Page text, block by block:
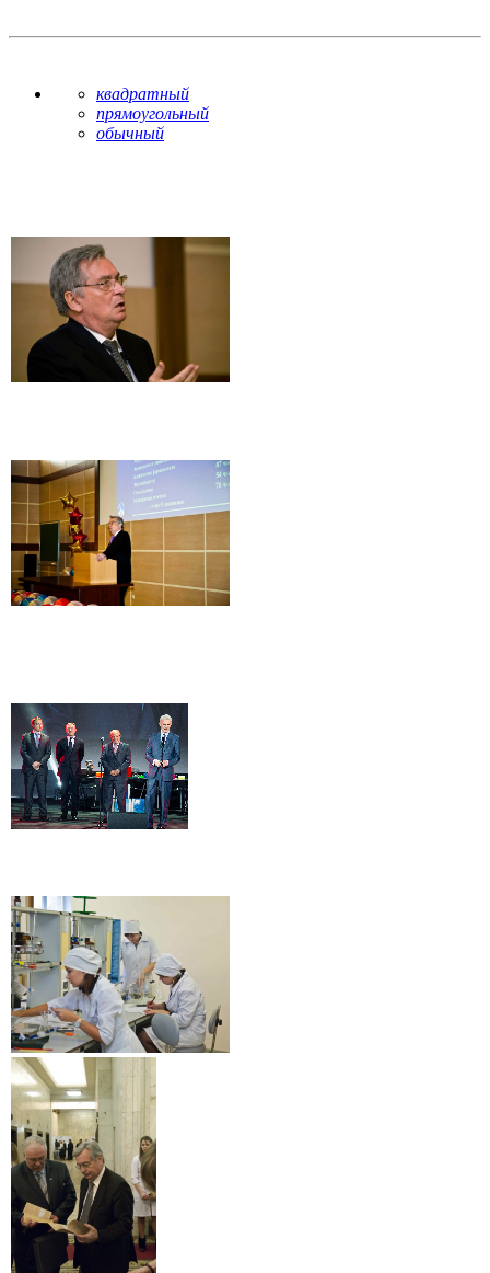
квадратный
прямоугольный
обычный